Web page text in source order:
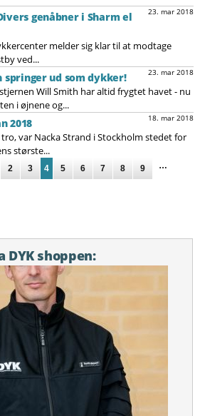
23. mar 2018
genåbner i Sharm el
melder sig klar til at modtage
ved...
23. mar 2018
springer ud som dykker!
Will Smith har altid frygtet havet - nu
i øjnene og...
18. mar 2018
2018
var Nacka Strand i Stockholm stedet for
største...
2 3 4 5 6 7 8 9 …
DYK shoppen: